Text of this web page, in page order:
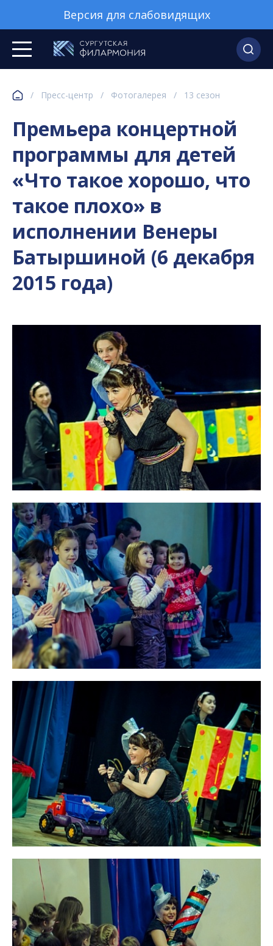
Версия для слабовидящих
/ Пресс-центр / Фотогалерея / 13 сезон
Премьера концертной
программы для детей
«Что такое хорошо, что
такое плохо» в
исполнении Венеры
Батыршиной (6 декабря
2015 года)